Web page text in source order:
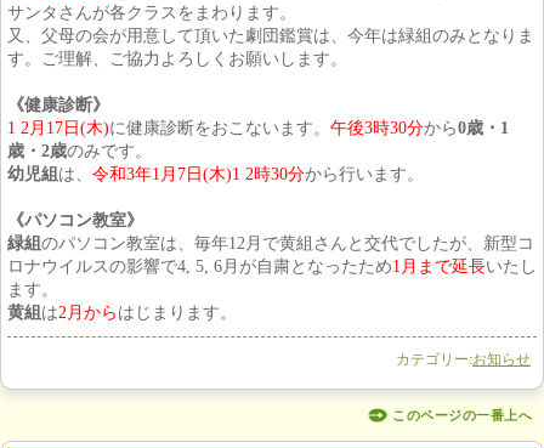
サンタさんが各クラスをまわります。
又、父母の会が用意して頂いた劇団鑑賞は、今年は緑組のみとなりま
す。ご理解、ご協力よろしくお願いします。
《健康診断》
1 2月17日(木)に健康診断をおこないます。 午後3時30分から0歳・1
歳・2歳のみです。
幼児組 は、 令和3年1月7日(木)1 2時30分から行います。
《パソコン教室》
緑組 のパソコン教室は、毎年12月で黄組さんと交代でしたが、新型コ
ロナウイルスの影響で4, 5, 6月が自粛となったため1月まで延長いたし
ます。
黄組 は2月から はじまります。
カテゴリー:お知らせ
このページの一番上へ